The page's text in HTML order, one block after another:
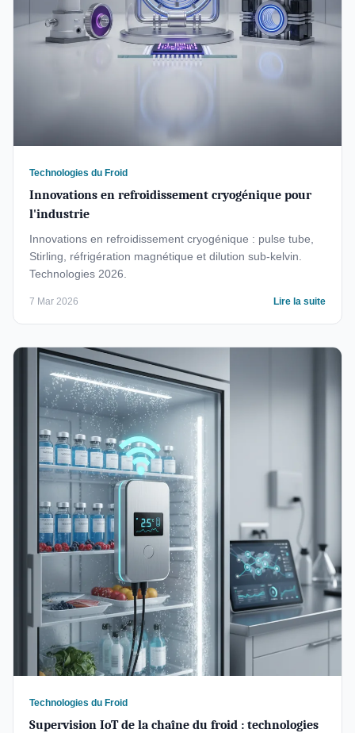
Technologies du Froid
Innovations en refroidissement cryogénique pour
l'industrie
Innovations en refroidissement cryogénique : pulse tube,
Stirling, réfrigération magnétique et dilution sub-kelvin.
Technologies 2026.
7 Mar 2026 Lire la suite
Technologies du Froid
Supervision IoT de la chaîne du froid : technologies